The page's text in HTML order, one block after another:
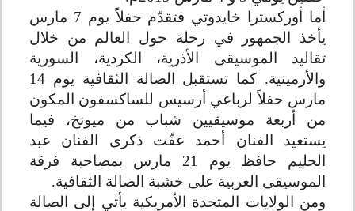
أما أوركسترا خايدوتي فتقدّم حفلاً يوم 7 مارس
يأخذ الجمهور في رحلة حول العالم من خلال
تقاليد الموسيقى الأذرية، الكردية، السورية
والأرمينية. كما تستقبل الصالة الثقافية يوم 14
مارس حفلاً لرباعي أرسيس للساكسفون المكون
من أربعة موسيقيين شباب من ميونخ، فيما
يستعيد الفنان أحمد عفّت ذكرى الفنان عبد
الحليم حافظ يوم 21 مارس بمصاحبة فرقة
الموسيقى العربية على خشبة الصالة الثقافية.
ومن الولايات المتحدة الأمريكية يأتي إلى الصالة